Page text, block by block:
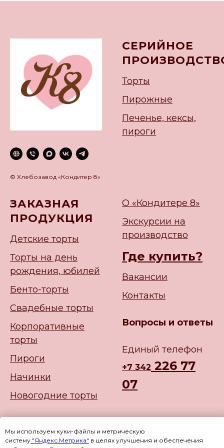
© Хлебозавод «Кондитер 8»
СЕРИЙНОЕ
Торты
Пирожные
Печенье, кексы,
пироги
ЗАКАЗНАЯ
ПРОДУКЦИЯ
Детские торты
Торты на день
рождения, юбилей
Бенто-торты
Свадебные торты
Корпоративные
торты
Пироги
Начинки
Новогодние торты
О «Кондитере 8»
Экскурсии на
производство
Где купить?
Вакансии
Контакты
Вопросы и ответы
Единый телефон
+7 342 226 77
07
Мы используем куки-файлы и метрическую
систему "Яндекс.Метрика" в целях улучшения и обеспечения